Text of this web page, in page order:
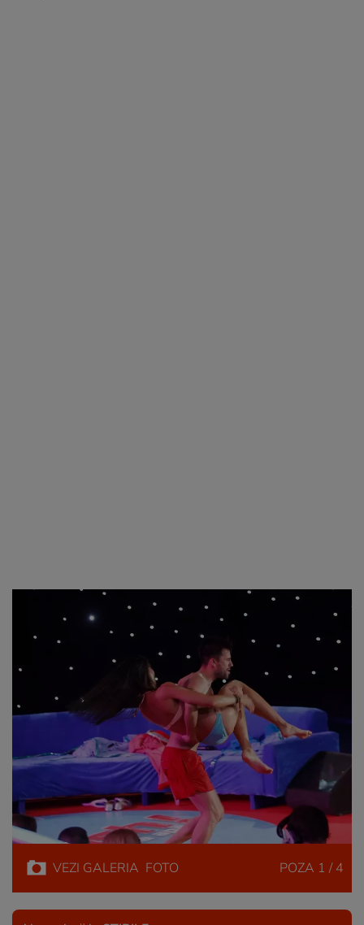
VEZI GALERIA FOTO POZA 1 / 4